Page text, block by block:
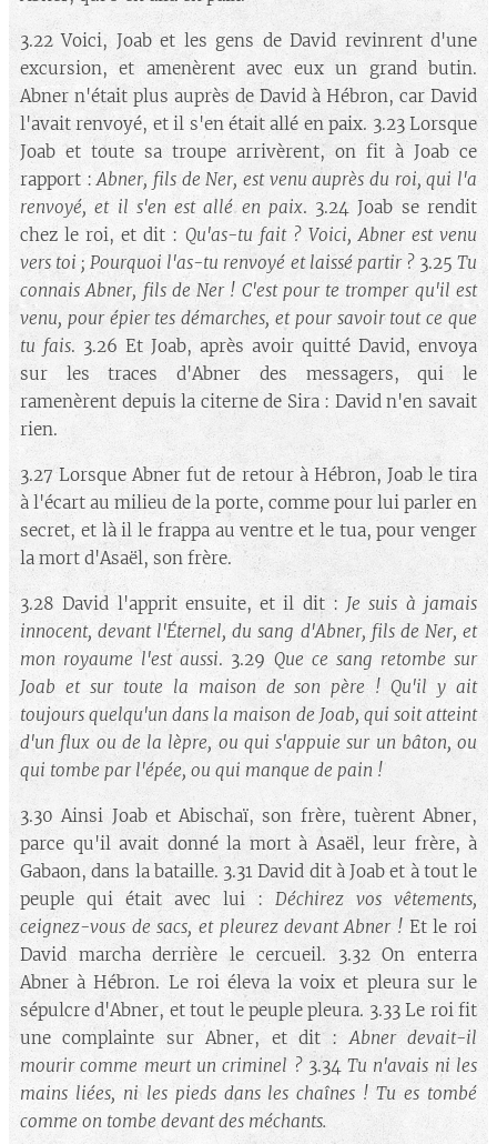
3.22 Voici, Joab et les gens de David revinrent d'une
excursion, et amenèrent avec eux un grand butin.
Abner n'était plus auprès de David à Hébron, car David
l'avait renvoyé, et il s'en était allé en paix. 3.23 Lorsque
Joab et toute sa troupe arrivèrent, on fit à Joab ce
rapport :Abner, fils de Ner, est venu auprès du roi, qui l'a
renvoyé, et il s'en est allé en paix. 3.24 Joab se rendit
chez le roi, et dit : Qu'as-tu fait ? Voici, Abner est venu
vers toi ; Pourquoi l'as-tu renvoyé et laissé partir ?3.25Tu
connais Abner, fils de Ner ! C'est pour te tromper qu'il est
venu, pour épier tes démarches, et pour savoir tout ce que
tu fais. 3.26 Et Joab, après avoir quitté David, envoya
sur les traces d'Abner des messagers, qui le
ramenèrent depuis la citerne de Sira : David n'en savait
rien.
3.27 Lorsque Abner fut de retour à Hébron, Joab le tira
à l'écart au milieu de la porte, comme pour lui parler en
secret, et là il le frappa au ventre et le tua, pour venger
la mort d'Asaël, son frère.
3.28 David l'apprit ensuite, et il dit : Je suis à jamais
innocent, devant l'Éternel, du sang d'Abner, fils de Ner, et
mon royaume l'est aussi. 3.29 Que ce sang retombe sur
Joab et sur toute la maison de son père ! Qu'il y ait
toujours quelqu'un dans la maison de Joab, qui soit atteint
d'un flux ou de la lèpre, ou qui s'appuie sur un bâton, ou
qui tombe par l'épée, ou qui manque de pain !
3.30 Ainsi Joab et Abischaï, son frère, tuèrent Abner,
parce qu'il avait donné la mort à Asaël, leur frère, à
Gabaon, dans la bataille. 3.31 David dit à Joab et à tout le
peuple qui était avec lui : Déchirez vos vêtements,
ceignez-vous de sacs, et pleurez devant Abner !Et le roi
David marcha derrière le cercueil. 3.32 On enterra
Abner à Hébron. Le roi éleva la voix et pleura sur le
sépulcre d'Abner, et tout le peuple pleura. 3.33 Le roi fit
une complainte sur Abner, et dit :Abner devait-il
mourir comme meurt un criminel ?3.34Tu n'avais ni les
mains liées, ni les pieds dans les chaînes ! Tu es tombé
comme on tombe devant des méchants.